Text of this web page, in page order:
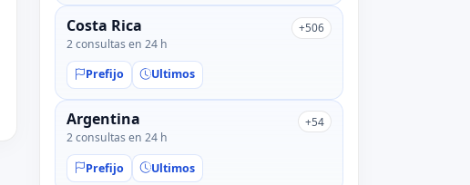
Costa Rica
2 consultas en 24 h
+506
Prefijo Ultimos
Argentina
2 consultas en 24 h
+54
Prefijo Ultimos